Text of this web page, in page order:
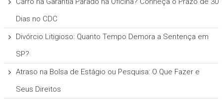
Dias no CDC
Divórcio Litigioso: Quanto Tempo Demora a Sentença em
SP?
Atraso na Bolsa de Estágio ou Pesquisa: O Que Fazer e
Seus Direitos